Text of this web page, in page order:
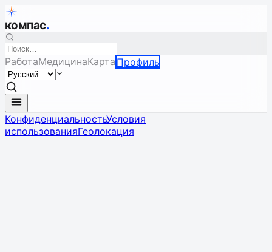
компас.
РаботаМедицинаКарта Профиль
КонфиденциальностьУсловия
использованияГеолокация